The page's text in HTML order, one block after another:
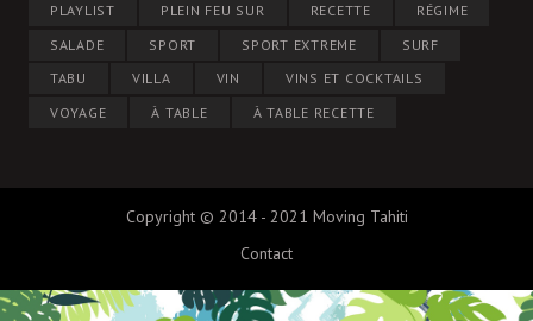
PLAYLIST
PLEIN FEU SUR RECETTE
RÉGIME
SALADE
SPORT SPORT EXTREME
SURF
TABU
VILLA VIN
VINS ET COCKTAILS
VOYAGE
À TABLE À TABLE RECETTE
Copyright © 2014 - 2021 Moving Tahiti
Contact